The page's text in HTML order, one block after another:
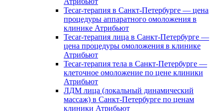
Tecar-терапия в Санкт-Петербурге — цена
процедуры аппаратного омоложения в
клинике Атрибьют
Tecar-терапия лица в Санкт-Петербурге —
цена процедуры омоложения в клинике
Атрибьют
Tecar-терапия тела в Санкт-Петербурге —
клеточное омоложение по цене клиники
Атрибьют
ЛДМ лица (локальный динамический
массаж) в Санкт-Петербурге по ценам
клиники Атрибьют